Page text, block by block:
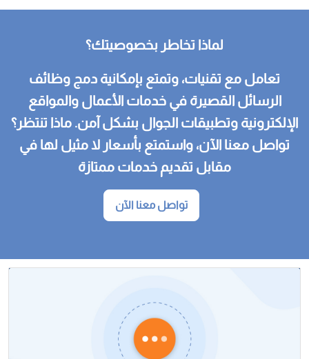
لماذا تخاطر بخصوصيتك؟
تعامل مع تقنيات، وتمتع بإمكانية دمج وظائف
الرسائل القصيرة في خدمات الأعمال والمواقع
الإلكترونية وتطبيقات الجوال بشكل آمن. ماذا تنتظر؟
تواصل معنا الآن، واستمتع بأسعار لا مثيل لها في
مقابل تقديم خدمات ممتازة
تواصل معنا الآن